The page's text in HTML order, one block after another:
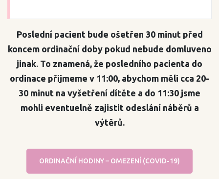
Poslední pacient bude ošetřen 30 minut před
koncem ordinační doby pokud nebude domluveno
jinak. To znamená, že posledního pacienta do
ordinace přijmeme v 11:00, abychom měli cca 20-
30 minut na vyšetření dítěte a do 11:30 jsme
mohli eventuelně zajistit odeslání náběrů a
výtěrů.
ORDINAČNÍ HODINY – OMEZENÍ (COVID-19)